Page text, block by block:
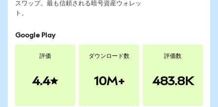
スワップ。最も信頼される暗号資産ウォレッ
ト。
Google Play
評価
4.4
ダウンロード数
10M+
評価数
483.8K